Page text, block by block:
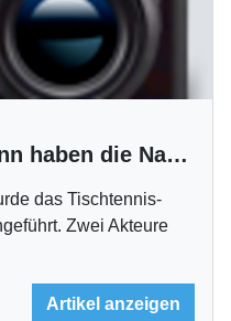
Stumper und Kaufmann haben die Nase vorn
das Tischtennis-
Zwei Akteure
Artikel anzeigen